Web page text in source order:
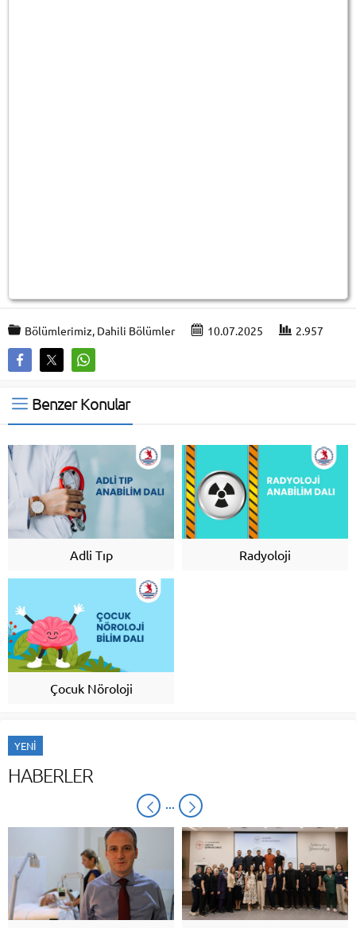
Bölümlerimiz, Dahili Bölümler 10.07.2025 2.957
Benzer Konular
Adli Tıp Radyoloji
Çocuk Nöroloji
YENİ
HABERLER